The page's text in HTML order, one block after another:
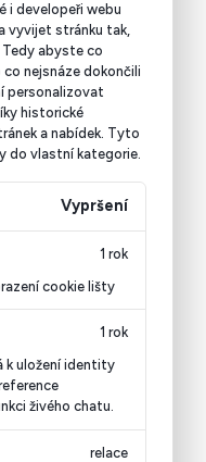
i developeři webu
vyvijet stránku tak,
Tedy abyste co
co nejsnáze dokončili
personalizovat
historické
a nabídek. Tyto
do vlastní kategorie.
Vypršení
cookie lišty
1 rok
k uložení identity
živého chatu.
1 rok
relace